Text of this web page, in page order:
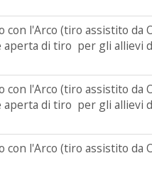
l'Arco (tiro assistito da
di tiro per gli allievi
l'Arco (tiro assistito da
di tiro per gli allievi
l'Arco (tiro assistito da